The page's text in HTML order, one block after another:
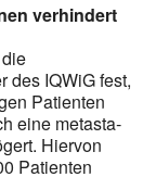
verhindert
des IQWiG fest,
Patienten
eine metas­ta­
Hiervon
Patienten